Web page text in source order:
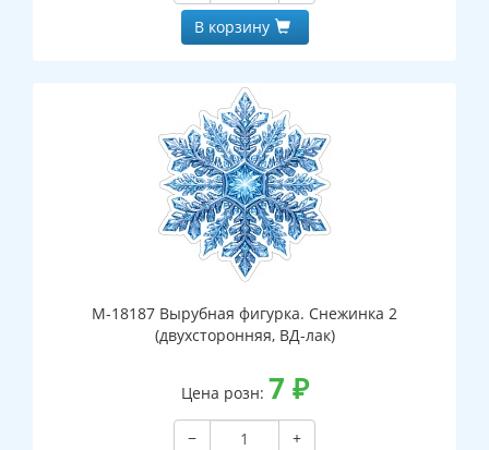
В корзину
М-18187 Вырубная фигурка. Снежинка 2
(двухсторонняя, ВД-лак)
Цена розн: 7 ₽
−
+